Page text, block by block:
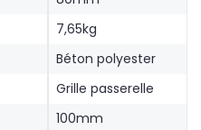
7,65kg
Béton polyester
Grille passerelle
100mm